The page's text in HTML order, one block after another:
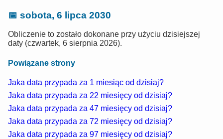
📅 sobota, 6 lipca 2030
Obliczenie to zostało dokonane przy użyciu dzisiejszej
daty (czwartek, 6 sierpnia 2026).
Powiązane strony
Jaka data przypada za 1 miesiąc od dzisiaj?
Jaka data przypada za 22 miesięcy od dzisiaj?
Jaka data przypada za 47 miesięcy od dzisiaj?
Jaka data przypada za 72 miesięcy od dzisiaj?
Jaka data przypada za 97 miesięcy od dzisiaj?